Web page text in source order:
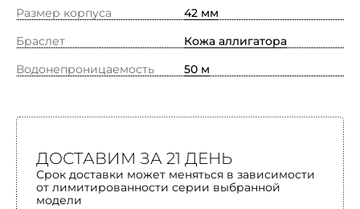
Размер корпуса
42 мм
Браслет
Кожа аллигатора
Водонепроницаемость
50 м
ДОСТАВИМ ЗА 21 ДЕНЬ
Срок доставки может меняться в зависимости
от лимитированности серии выбранной
модели